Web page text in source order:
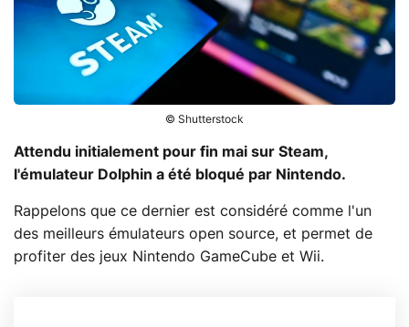
© Shutterstock
Attendu initialement pour fin mai sur Steam,
l'émulateur Dolphin a été bloqué par Nintendo.
Rappelons que ce dernier est considéré comme l'un
des meilleurs émulateurs open source, et permet de
profiter des jeux Nintendo GameCube et Wii.